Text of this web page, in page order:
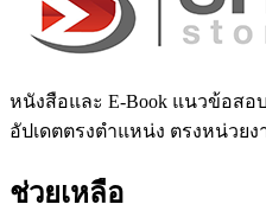
หนังสือและ E-Book แนวข้อส
อัปเดตตรงตำแหน่ง ตรงหน่วยง
ช่วยเหลือ